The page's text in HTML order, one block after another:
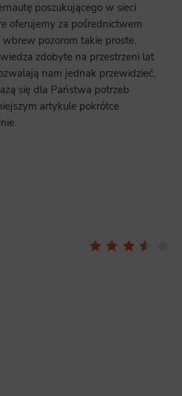
poszukującego w sieci
oferujemy za pośrednictwem
pozorom takie proste.
zdobyte na przestrzeni lat
nam jednak przewidzieć,
się dla Państwa potrzeb
artykule pokrótce